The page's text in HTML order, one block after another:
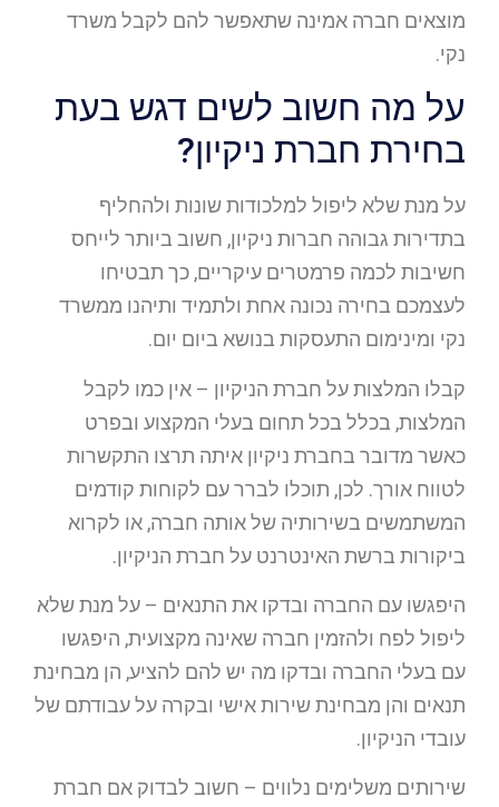
מוצאים חברה אמינה שתאפשר להם לקבל משרד
נקי.
על מה חשוב לשים דגש בעת
בחירת חברת ניקיון?
על מנת שלא ליפול למלכודות שונות ולהחליף
בתדירות גבוהה חברות ניקיון, חשוב ביותר לייחס
חשיבות לכמה פרמטרים עיקריים, כך תבטיחו
לעצמכם בחירה נכונה אחת ולתמיד ותיהנו ממשרד
נקי ומינימום התעסקות בנושא ביום יום.
קבלו המלצות על חברת הניקיון – אין כמו לקבל
המלצות, בכלל בכל תחום בעלי המקצוע ובפרט
כאשר מדובר בחברת ניקיון איתה תרצו התקשרות
לטווח אורך. לכן, תוכלו לברר עם לקוחות קודמים
המשתמשים בשירותיה של אותה חברה, או לקרוא
ביקורות ברשת האינטרנט על חברת הניקיון.
היפגשו עם החברה ובדקו את התנאים – על מנת שלא
ליפול לפח ולהזמין חברה שאינה מקצועית, היפגשו
עם בעלי החברה ובדקו מה יש להם להציע, הן מבחינת
תנאים והן מבחינת שירות אישי ובקרה על עבודתם של
עובדי הניקיון.
שירותים משלימים נלווים – חשוב לבדוק אם חברת